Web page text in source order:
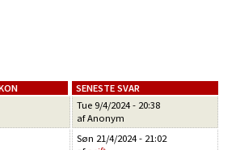
SENESTE SVAR
Tue 9/4/2024 - 20:38
af Anonym
Søn 21/4/2024 - 21:02